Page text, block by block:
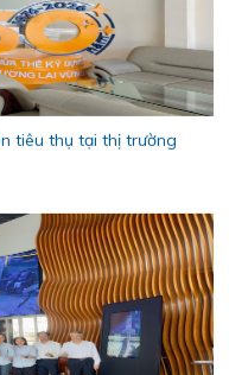
- Cần Thơ – Cà Mau –
nối, chủ động thích ứng